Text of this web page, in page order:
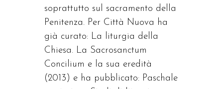
soprattutto sul sacramento della
Penitenza. Per Città Nuova ha
già curato: La liturgia della
Chiesa. La Sacrosanctum
Concilium e la sua eredità
(2013) e ha pubblicato: Paschale